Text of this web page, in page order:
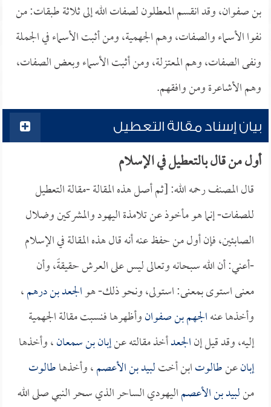
بن صفوان، وقد انقسم المعطلون لصفات الله إلى ثلاثة طبقات: من
نفوا الأسماء والصفات، وهم الجهمية، ومن أثبت الأسماء في الجملة
ونفى الصفات، وهم المعتزلة، ومن أثبت الأسماء وبعض الصفات،
وهم الأشاعرة ومن وافقهم.
بيان إسناد مقالة التعطيل
أول من قال بالتعطيل في الإسلام
قال المصنف رحمه الله: [ثم أصل هذه المقالة -مقالة التعطيل
للصفات- إنما هو مأخوذ عن تلامذة اليهود والمشركين وضلال
الصابئين، فإن أول من حفظ عنه أنه قال هذه المقالة في الإسلام
-أعني: أن الله سبحانه وتعالى ليس على العرش حقيقةً، وأن
معنى استوى بمعنى: استولى، ونحو ذلك- هوالجعد بن درهم،
وأخذها عنهالجهم بن صفوانوأظهرها فنسبت مقالة الجهمية
إليه، وقد قيل إنالجعدأخذ مقالته عنإبان بن سمعان، وأخذها
إبانعنطالوتابن أختلبيد بن الأعصم، وأخذهاطالوت
منلبيد بن الأعصماليهودي الساحر الذي سحر النبي صلى الله